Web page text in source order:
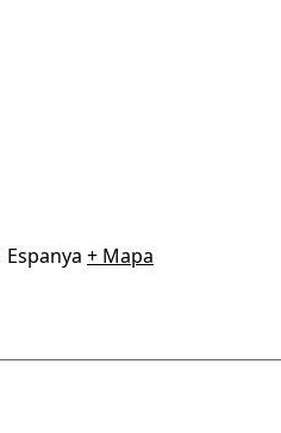
Espanya + Mapa